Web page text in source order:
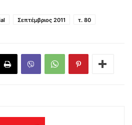
Σεπτέμβριος 2011 τ. 80